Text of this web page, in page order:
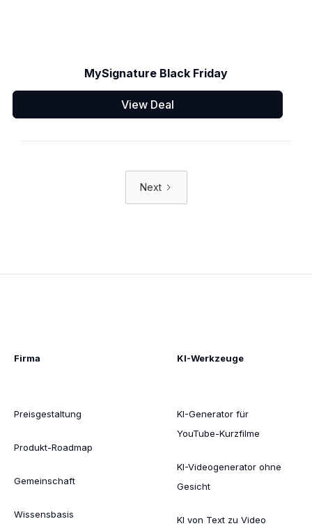
MySignature Black Friday
View Deal
Next
Firma
Preisgestaltung
Produkt-Roadmap
Gemeinschaft
Wissensbasis
KI-Werkzeuge
KI-Generator für
YouTube-Kurzfilme
KI-Videogenerator ohne
Gesicht
KI von Text zu Video